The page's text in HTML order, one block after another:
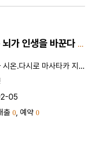
감사하는 뇌가 인생을 바꾼다 - 뇌과학이 그려낸 단 하나의 감사 교과서
.다시로 마사타카 지음, 오시연 옮김
05
출 0 , 예약 0